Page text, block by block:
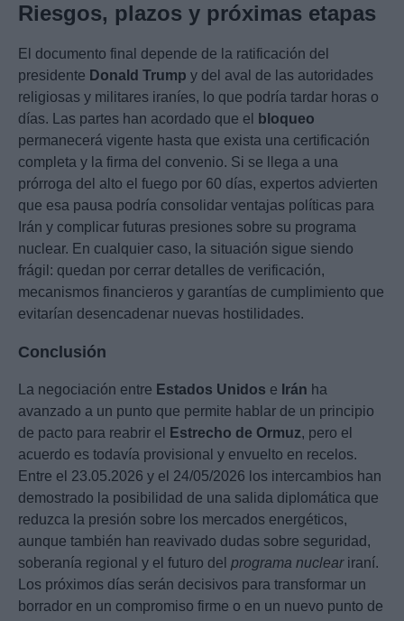
Riesgos, plazos y próximas etapas
El documento final depende de la ratificación del
presidente Donald Trump y del aval de las autoridades
religiosas y militares iraníes, lo que podría tardar horas o
días. Las partes han acordado que el
bloqueo
permanecerá vigente hasta que exista una certificación
completa y la firma del convenio. Si se llega a una
prórroga del alto el fuego por 60 días, expertos advierten
que esa pausa podría consolidar ventajas políticas para
Irán y complicar futuras presiones sobre su programa
nuclear. En cualquier caso, la situación sigue siendo
frágil: quedan por cerrar detalles de verificación,
mecanismos financieros y garantías de cumplimiento que
evitarían desencadenar nuevas hostilidades.
Conclusión
La negociación entre Estados Unidos e Irán ha
avanzado a un punto que permite hablar de un principio
de pacto para reabrir el
Estrecho de Ormuz, pero el
acuerdo es todavía provisional y envuelto en recelos.
Entre el 23.05.2026 y el 24/05/2026 los intercambios han
demostrado la posibilidad de una salida diplomática que
reduzca la presión sobre los mercados energéticos,
aunque también han reavivado dudas sobre seguridad,
soberanía regional y el futuro del programa nucleariraní.
Los próximos días serán decisivos para transformar un
borrador en un compromiso firme o en un nuevo punto de